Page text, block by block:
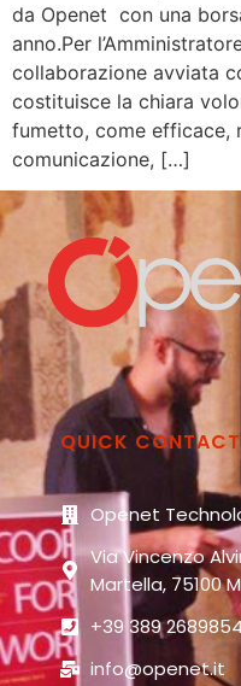
da Openet con una
anno.Per
collaborazione avviata
costituisce la chiara
fumetto, come efficace,
comunicazione, […]
QUICK CONTACT
Openet
Via Vincenzo
Martella, 75100
+39 389
info@openet.it